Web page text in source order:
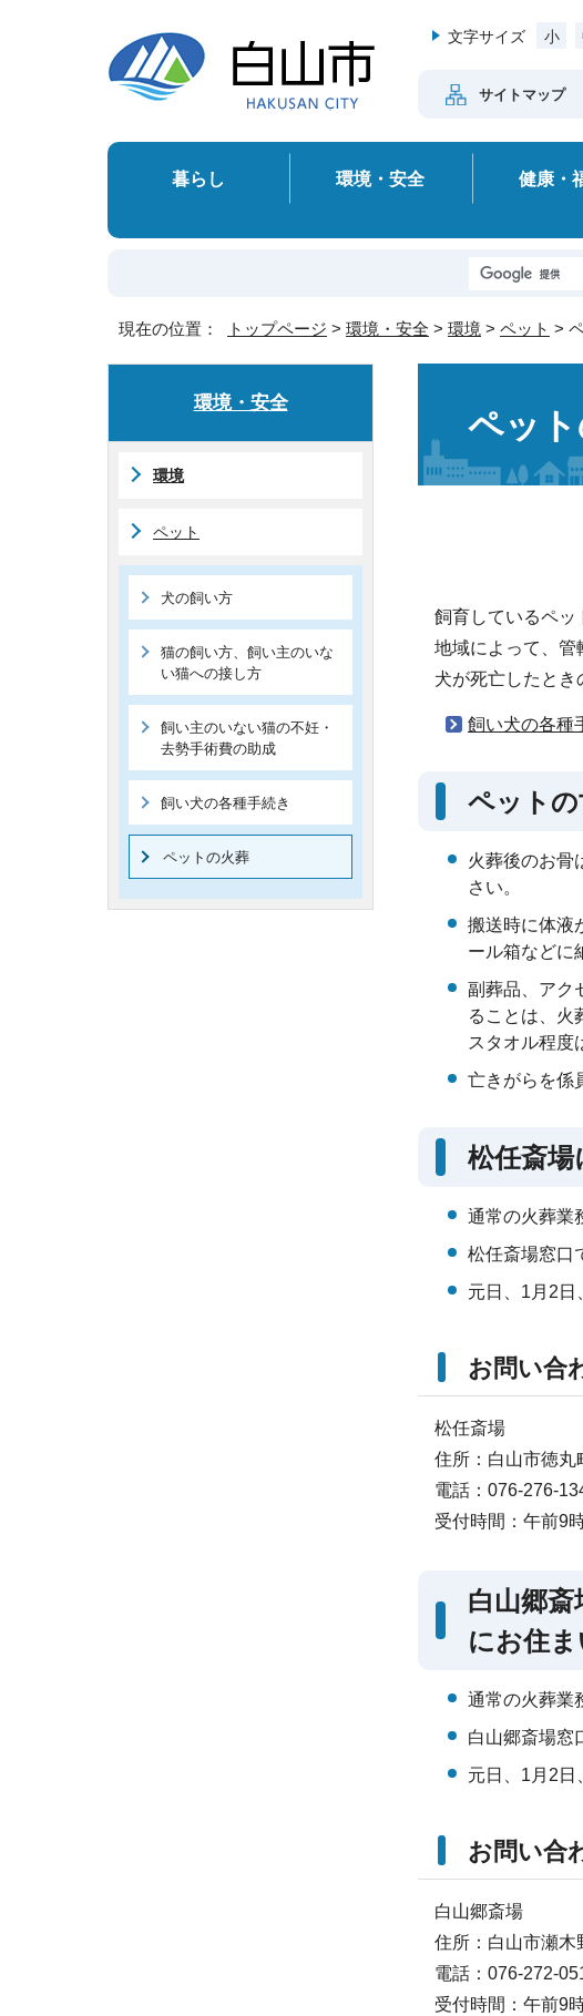
文字サイズ 小
サイトマップ
暮らし 環境・安全 健康・
現在の位置： トップページ > 環境・安全 > 環境 > ペット >
ペッ
飼育しているペッ
地域によって、管
犬が死亡したとき
飼い犬の各種
ペットの
火葬後のお骨
さい。
搬送時に体液
ール箱などに
副葬品、アク
ることは、火
スタオル程度
亡きがらを係
松任斎場
通常の火葬業
松任斎場窓口
元日、1月2日
お問い合
松任斎場
住所：白山市徳丸
電話：076-276-
受付時間：午前9
白山郷
にお住ま
通常の火葬業
白山郷斎場窓
元日、1月2日
お問い合
白山郷斎場
住所：白山市瀬木
電話：076-272-
受付時間：午前9
環境・安全
環境
ペット
犬の飼い方
猫の飼い方、飼い主のいな
い猫への接し方
飼い主のいない猫の不妊・
去勢手術費の助成
飼い犬の各種手続き
ペットの火葬